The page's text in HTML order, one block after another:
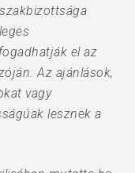
el az
Az ajánlások,
vagy
lesznek a